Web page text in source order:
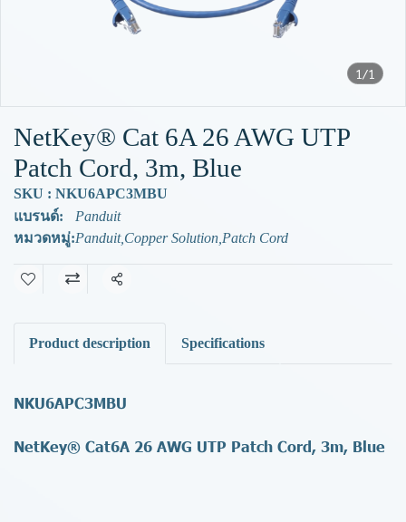
1/1
NetKey® Cat 6A 26 AWG UTP
Patch Cord, 3m, Blue
SKU : NKU6APC3MBU
แบรนด์:
Panduit
หมวดหมู่:Panduit, Copper Solution Patch Cord
แชร์
Product description Specifications
NKU6APC3MBU
NetKey® Cat6A 26 AWG UTP Patch Cord, 3m, Blue